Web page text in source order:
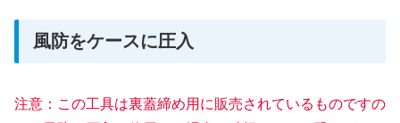
風防をケースに圧入
注意：この工具は裏蓋締め用に販売されているものですの